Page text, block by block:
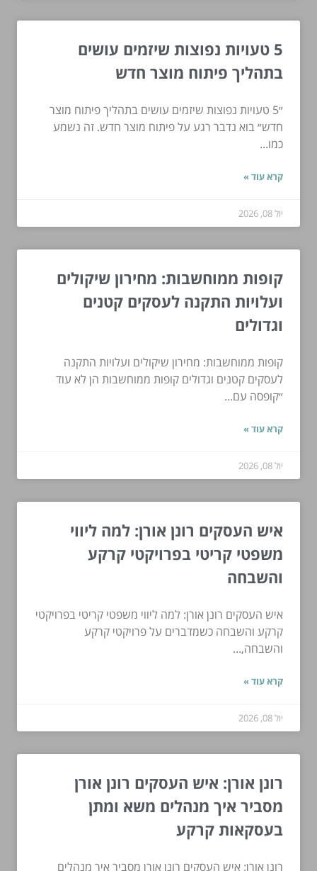
5 טעויות נפוצות שיזמים עושים
בתהליך פיתוח מוצר חדש
״5 טעויות נפוצות שיזמים עושים בתהליך פיתוח מוצר
חדש״ בוא נדבר רגע על פיתוח מוצר חדש. זה נשמע
כמו...
קרא עוד »
יול 08, 2026
קופות ממוחשבות: מחירון שיקולים
ועלויות התקנה לעסקים קטנים
וגדולים
קופות ממוחשבות: מחירון שיקולים ועלויות התקנה
לעסקים קטנים וגדולים קופות ממוחשבות הן לא עוד
״קופסה עם...
קרא עוד »
יול 08, 2026
איש העסקים רונן אורן: למה ליווי
משפטי קריטי בפרויקטי קרקע
והשבחה
איש העסקים רונן אורן: למה ליווי משפטי קריטי בפרויקטי
קרקע והשבחה כשמדברים על פרויקטי קרקע
והשבחה,...
קרא עוד »
יול 08, 2026
רונן אורן: איש העסקים רונן אורן
מסביר איך מנהלים משא ומתן
בעסקאות קרקע
רונן אורן: איש העסקים רונן אורן מסביר איך מנהלים